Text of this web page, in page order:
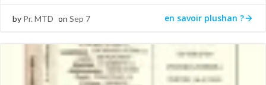
by Pr. MTD on Sep 7 en savoir plushan ?